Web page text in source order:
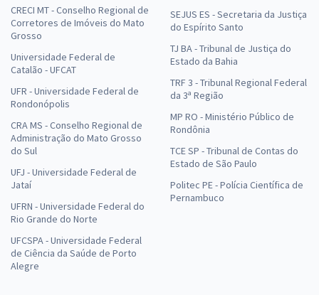
CRECI MT - Conselho Regional de
Corretores de Imóveis do Mato
Grosso
Universidade Federal de
Catalão - UFCAT
UFR - Universidade Federal de
Rondonópolis
CRA MS - Conselho Regional de
Administração do Mato Grosso
do Sul
UFJ - Universidade Federal de
Jataí
UFRN - Universidade Federal do
Rio Grande do Norte
UFCSPA - Universidade Federal
de Ciência da Saúde de Porto
Alegre
SEJUS ES - Secretaria da Justiça
do Espírito Santo
TJ BA - Tribunal de Justiça do
Estado da Bahia
TRF 3 - Tribunal Regional Federal
da 3ª Região
MP RO - Ministério Público de
Rondônia
TCE SP - Tribunal de Contas do
Estado de São Paulo
Politec PE - Polícia Científica de
Pernambuco